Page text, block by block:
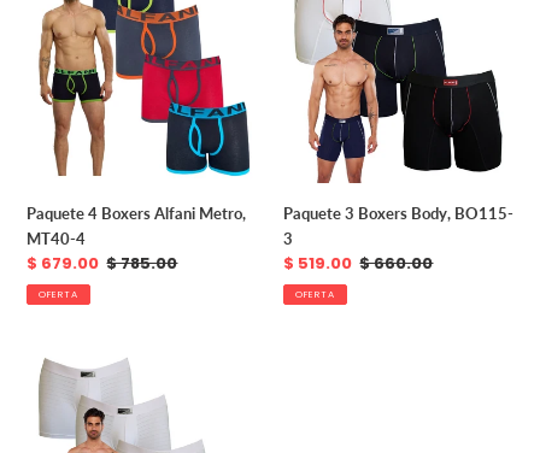
Boxers
Alfani
Metro,
MT40-
Paquete 4 Boxers Alfani Metro,
MT40-4
Precio
de
venta
$ 679.00 Precio
$ 785.00
OFERTA
Boxers
Body,
BO115-
Paquete 3 Boxers Body, BO115-
3
Precio
de
venta
$ 519.00 Precio
$ 660.00
OFERTA
Paquete
Boxers
Alfani